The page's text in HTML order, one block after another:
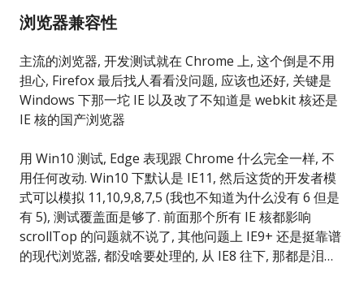
浏览器兼容性
主流的浏览器, 开发测试就在 Chrome 上, 这个倒是不用
担心, Firefox 最后找人看看没问题, 应该也还好, 关键是
Windows 下那一坨 IE 以及改了不知道是 webkit 核还是
IE 核的国产浏览器
用 Win10 测试, Edge 表现跟 Chrome 什么完全一样, 不
用任何改动. Win10 下默认是 IE11, 然后这货的开发者模
式可以模拟 11,10,9,8,7,5 (我也不知道为什么没有 6 但是
有 5), 测试覆盖面是够了. 前面那个所有 IE 核都影响
scrollTop 的问题就不说了, 其他问题上 IE9+ 还是挺靠谱
的现代浏览器, 都没啥要处理的, 从 IE8 往下, 那都是泪…